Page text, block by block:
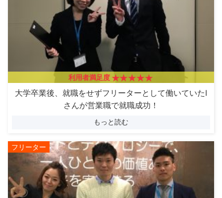
利用者満足度
大学卒業後、就職をせずフリーターとして働いていたI
さんが営業職で就職成功！
もっと読む
フリーター